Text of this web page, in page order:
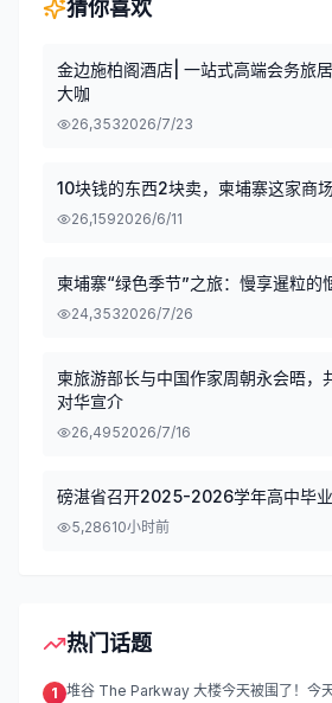
猜你喜欢
金边施柏阁酒店| 一站式高端会务旅
大咖
26,3532026/7/23
10块钱的东西2块卖，柬埔寨这家商场
26,1592026/6/11
柬埔寨“绿色季节”之旅：慢享暹粒的
24,3532026/7/26
柬旅游部长与中国作家周朝永会晤，
对华宣介
26,4952026/7/16
磅湛省召开2025-2026学年高中毕
5,28610小时前
热门话题
1 堆谷 The Parkway 大楼今天被围了！今